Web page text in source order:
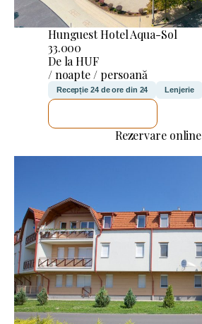
Hunguest Hotel Aqua-Sol
33.000
De la HUF
/ noapte / persoană
Recepție 24 de ore din 24 Lenjerie
Rezervare online